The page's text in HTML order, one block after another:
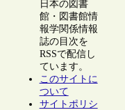
日本の図書
館・図書館情
報学関係情報
誌の目次を
RSSで配信し
ています。
このサイトに
ついて
サイトポリシ